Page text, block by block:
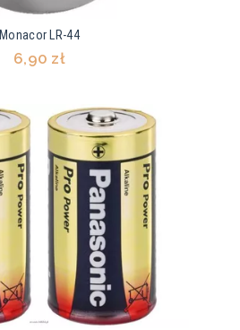
Monacor LR-44
6,90 zł